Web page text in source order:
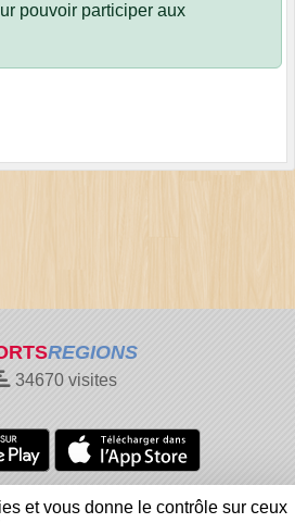
pouvoir participer aux
REGIONS
34670visites
Gestion des cookies
et vous donne le contrôle sur ceux